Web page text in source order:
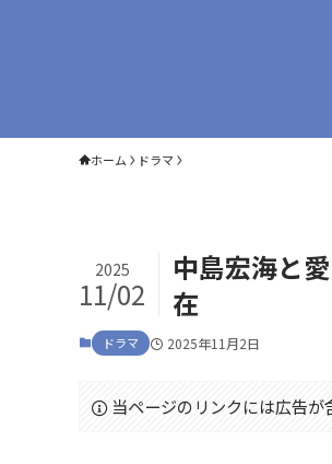
ホーム ドラマ
中島宏海と
在
2025
11/02
ドラマ 2025年11月2日
当ページのリンクには広告が